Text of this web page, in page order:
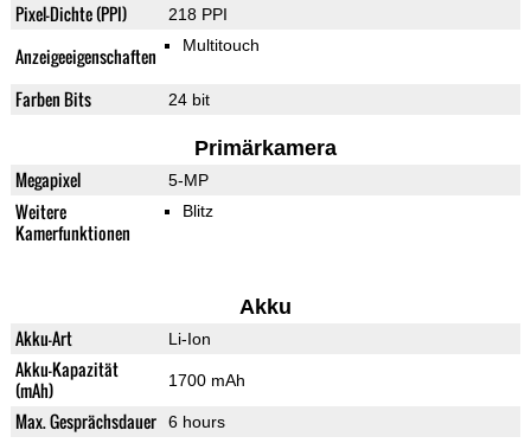
Pixel-Dichte (PPI) 218 PPI
Anzeigeeigenschaften Multitouch
Farben Bits 24 bit
Primärkamera
Megapixel 5-MP
Weitere
Kamerfunktionen
Blitz
Akku
Akku-Art Li-Ion
Akku-Kapazität
(mAh)
1700 mAh
Max. Gesprächsdauer 6 hours